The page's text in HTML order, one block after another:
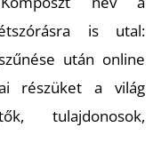
is utal:
után online
részüket a világ
tulajdonosok,